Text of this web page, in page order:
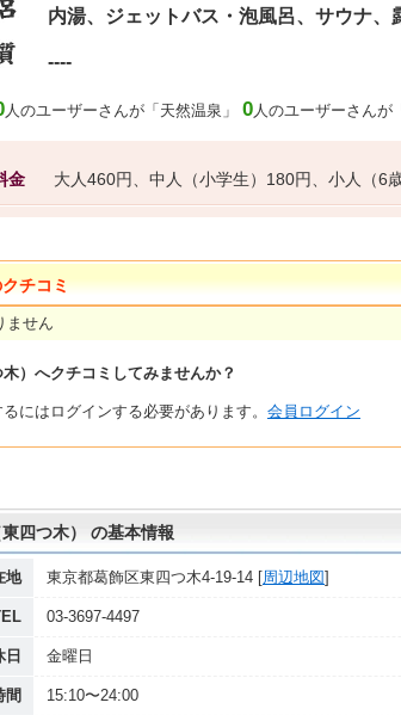
内湯、ジェットバス・泡風呂、サウナ、
----
人のユーザーさんが「天然温泉」 0人のユーザーさんが
金 大人460円、中人（小学生）180円、小人（6
チコミ
ません
）へクチコミしてみませんか？
にはログインする必要があります。 会員ログイン
四つ木） の基本情報
地 東京都葛飾区東四つ木4-19-14 [周辺地図]
03-3697-4497
日 金曜日
間 15:10〜24:00